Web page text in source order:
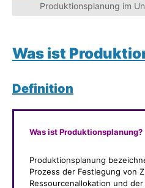
Produktionsplanung im
Was ist
Definition
Was ist Produktionsplanung?
Produktionsplanung
Prozess der Festlegung von
Ressourcenallokation und